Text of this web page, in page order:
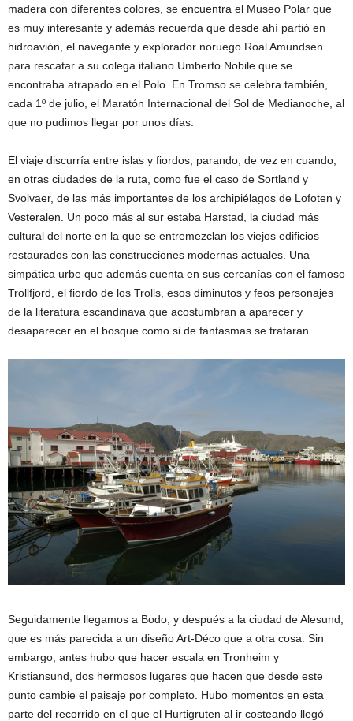
madera con diferentes colores, se encuentra el Museo Polar que
es muy interesante y además recuerda que desde ahí partió en
hidroavión, el navegante y explorador noruego Roal Amundsen
para rescatar a su colega italiano Umberto Nobile que se
encontraba atrapado en el Polo. En Tromso se celebra también,
cada 1º de julio, el Maratón Internacional del Sol de Medianoche, al
que no pudimos llegar por unos días.
El viaje discurría entre islas y fiordos, parando, de vez en cuando,
en otras ciudades de la ruta, como fue el caso de Sortland y
Svolvaer, de las más importantes de los archipiélagos de Lofoten y
Vesteralen. Un poco más al sur estaba Harstad, la ciudad más
cultural del norte en la que se entremezclan los viejos edificios
restaurados con las construcciones modernas actuales. Una
simpática urbe que además cuenta en sus cercanías con el famoso
Trollfjord, el fiordo de los Trolls, esos diminutos y feos personajes
de la literatura escandinava que acostumbran a aparecer y
desaparecer en el bosque como si de fantasmas se trataran.
Seguidamente llegamos a Bodo, y después a la ciudad de Alesund,
que es más parecida a un diseño Art-Déco que a otra cosa. Sin
embargo, antes hubo que hacer escala en Tronheim y
Kristiansund, dos hermosos lugares que hacen que desde este
punto cambie el paisaje por completo. Hubo momentos en esta
parte del recorrido en el que el Hurtigruten al ir costeando llegó